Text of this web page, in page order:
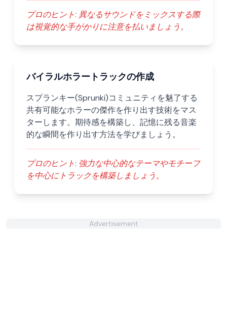
プロのヒント: 異なるサウンドをミックスする際
は視覚的な手がかりに注意を払いましょう。
バイラルホラートラックの作成
スプランキー(Sprunki)コミュニティを魅了する
共有可能なホラーの傑作を作り出す技術をマス
ターします。期待感を構築し、記憶に残る音楽
的な瞬間を作り出す方法を学びましょう。
プロのヒント: 強力な中心的なテーマやモチーフ
を中心にトラックを構築しましょう。
Advertisement